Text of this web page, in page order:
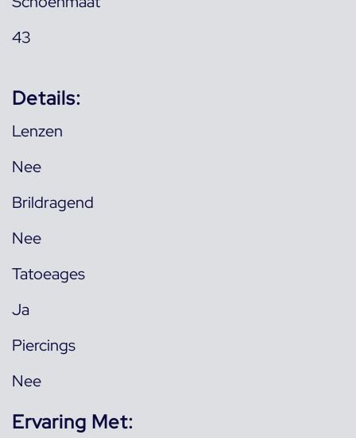
43
Details:
Lenzen
Nee
Brildragend
Nee
Tatoeages
Ja
Piercings
Nee
Ervaring Met: